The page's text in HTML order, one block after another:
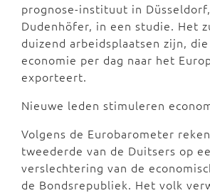
prognose-instituut in
Dudenhöfer, in een studie. Het
duizend arbeidsplaatsen zijn,
economie per dag naar het
exporteert.
Nieuwe leden stimuleren
Volgens de Eurobarometer
tweederde van de Duitsers op
verslechtering van de
de Bondsrepubliek. Het volk